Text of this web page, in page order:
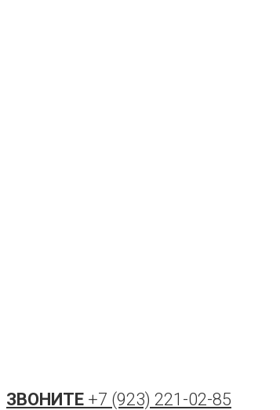
ЗВОНИТЕ +7 (923) 221-02-85